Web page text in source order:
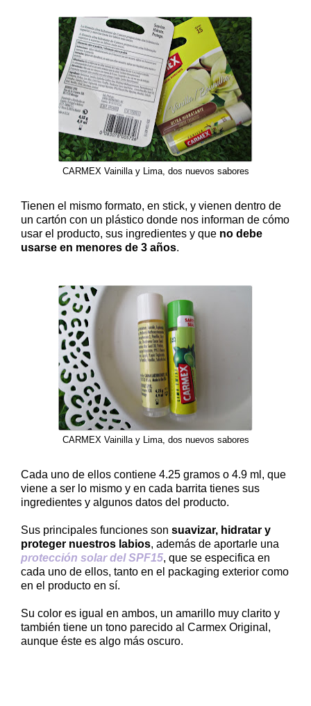
CARMEX Vainilla y Lima, dos nuevos sabores
Tienen el mismo formato, en stick, y vienen dentro de
un cartón con un plástico donde nos informan de cómo
usar el producto, sus ingredientes y que no debe
usarse en menores de 3 años.
CARMEX Vainilla y Lima, dos nuevos sabores
Cada uno de ellos contiene 4.25 gramos o 4.9 ml, que
viene a ser lo mismo y en cada barrita tienes sus
ingredientes y algunos datos del producto.
Sus principales funciones son suavizar, hidratar y
proteger nuestros labios, además de aportarle una
protección solar del SPF15, que se especifica en
cada uno de ellos, tanto en el packaging exterior como
en el producto en sí.
Su color es igual en ambos, un amarillo muy clarito y
también tiene un tono parecido al Carmex Original,
aunque éste es algo más oscuro.